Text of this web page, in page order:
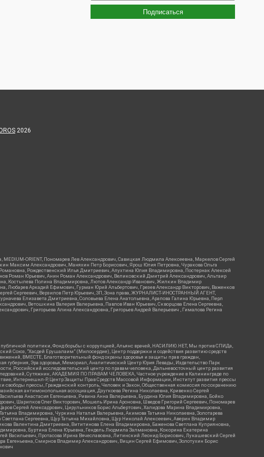
2026
ORIENT, Пономарев Лев Александрович, Савицкая Людмила Алексеевна, Маркелов Сергей
Максим Александрович, Маняхин Петр Борисович, Ярош Юлия Петровна, Чуракова Ольга
Рождественский Илья Дмитриевич, Апухтина Юлия Владимировна, Постернак Алексей
Роман Юрьевич, Анин Роман Александрович, Великовский Дмитрий Александрович, Альтаир
Костылева Полина Владимировна, Лютов Александр Иванович, Жилкин Владимир
Любарев Аркадий Ефимович, Гурман Юрий Альбертович, Грезев Александр Викторович, Важенков
Сергеевич, Верзилов Петр Юрьевич, ЗП, Зона права, ЖУРНАЛИСТ-ИНОСТРАННЫЙ АГЕНТ,
Елизавета Дмитриевна, Соловьева Елена Анатольевна, Арапова Галина Юрьевна, Перл
Ветошкина Валерия Валерьевна, Павлов Иван Юрьевич, Скворцова Елена Сергеевна,
Григорьева Алина Александровна, Григорьев Андрей Валерьевич , Гималова Регина
политики, Фонд борьбы с коррупцией, Альянс врачей, НАСИЛИЮ.НЕТ, Мы против СПИДа,
Союз, "Хасдей Ерушалаим" (Милосердие), Центр поддержки и содействия развитию средств
ВМЕСТЕ, Благотворительный фонд охраны здоровья и защиты прав граждан,
губерния, Эра здоровья, Мемориал, Аналитический Центр Юрия Левады, Издательство Парк
Российский исследовательский центр по правам человека, Дальневосточный центр развития
Сутяжник, АКАДЕМИЯ ПО ПРАВАМ ЧЕЛОВЕКА, Частное учреждение в Калининграде по
Интернешнл-Р, Центр Защиты Прав Средств Массовой Информации, Институт развития прессы
свободы прессы, Гражданский контроль, Человек и Закон, Общественная комиссия по сохранению
антимонопольная ассоциация, Дзугкоева Регина Николаевна, Кривенко Сергей
Анастасия Евгеньевна, Ривина Анна Валерьевна, Бурдина Юлия Владимировна, Бойко
Шарипков Олег Викторович, Мошель Ирина Ароновна, Шведов Григорий Сергеевич, Пономарев
Сергей Алексадрович, Цирульников Борис Альбертович, Халидова Марина Владимировна,
Владимировна, Чуркина Наталья Валерьевна, Акимова Татьяна Николаевна, Золотарева
Сергеевна, Щур Татьяна Михайловна, Щур Николай Алексеевич, Аверин Владимир
Валентина Дмитриевна, Вититинова Елена Владимировна, Баженова Светлана Куприяновна,
Буртина Елена Юрьевна, Гендель Людмила Залмановна, Кокорина Екатерина
Васильевич, Протасова Ирина Вячеславовна, Литинский Леонид Борисович, Лукашевский Сергей
Евгеньевна, Смирнов Владимир Александрович, Вицин Сергей Ефимович, Золотухин Борис